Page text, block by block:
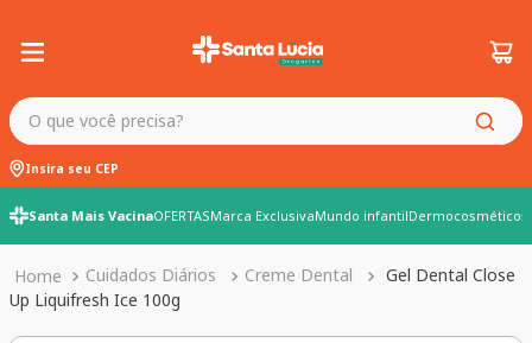
O que você precisa?
Insira seu CEP
Santa Mais VacinaOFERTASMarca ExclusivaMundo infantilDermocosméticos
Cuidados Diários Creme Dental
Gel Dental Close
Up Liquifresh Ice 100g